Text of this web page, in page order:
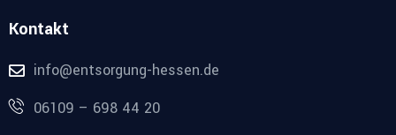
Kontakt
info@entsorgung-hessen.de
06109 – 698 44 20